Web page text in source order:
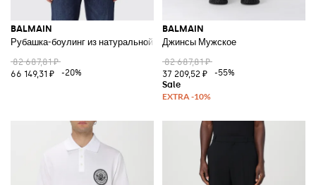
BALMAIN
Рубашка-боулинг из натуральной шерсти с узором "Принц Уэльский" и
82 687,81 ₽
66 149,31 ₽
-20%
BALMAIN
Джинсы Мужское
82 687,81 ₽
37 209,52 ₽
-55%